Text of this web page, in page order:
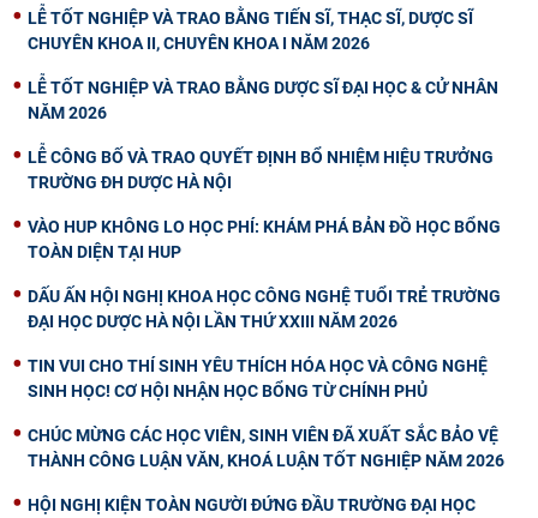
LỄ TỐT NGHIỆP VÀ TRAO BẰNG TIẾN SĨ, THẠC SĨ, DƯỢC SĨ
CHUYÊN KHOA II, CHUYÊN KHOA I NĂM 2026
LỄ TỐT NGHIỆP VÀ TRAO BẰNG DƯỢC SĨ ĐẠI HỌC & CỬ NHÂN
NĂM 2026
LỄ CÔNG BỐ VÀ TRAO QUYẾT ĐỊNH BỔ NHIỆM HIỆU TRƯỞNG
TRƯỜNG ĐH DƯỢC HÀ NỘI
VÀO HUP KHÔNG LO HỌC PHÍ: KHÁM PHÁ BẢN ĐỒ HỌC BỔNG
TOÀN DIỆN TẠI HUP
DẤU ẤN HỘI NGHỊ KHOA HỌC CÔNG NGHỆ TUỔI TRẺ TRƯỜNG
ĐẠI HỌC DƯỢC HÀ NỘI LẦN THỨ XXIII NĂM 2026
TIN VUI CHO THÍ SINH YÊU THÍCH HÓA HỌC VÀ CÔNG NGHỆ
SINH HỌC! CƠ HỘI NHẬN HỌC BỔNG TỪ CHÍNH PHỦ
CHÚC MỪNG CÁC HỌC VIÊN, SINH VIÊN ĐÃ XUẤT SẮC BẢO VỆ
THÀNH CÔNG LUẬN VĂN, KHOÁ LUẬN TỐT NGHIỆP NĂM 2026
HỘI NGHỊ KIỆN TOÀN NGƯỜI ĐỨNG ĐẦU TRƯỜNG ĐẠI HỌC